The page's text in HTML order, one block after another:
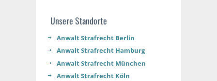
Unsere Standorte
Anwalt Strafrecht Berlin
Anwalt Strafrecht Hamburg
Anwalt Strafrecht München
Anwalt Strafrecht Köln